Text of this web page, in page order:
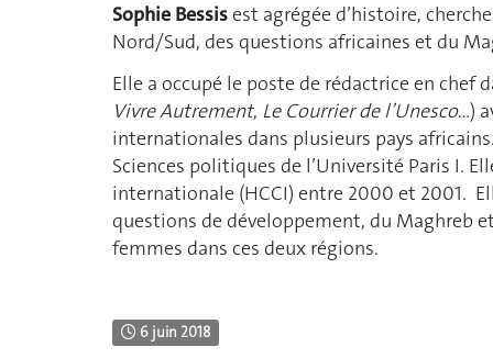
Sophie Bessisest agrégée d’histoire,
Nord/Sud, des questions africaines et du
Elle a occupé le poste de rédactrice en chef
Vivre Autrement, Le Courrier de l’Unesco…)
internationales dans plusieurs pays
Sciences politiques de l’Université Paris I.
internationale (HCCI) entre 2000 et 2001.
questions de développement, du Maghreb
femmes dans ces deux régions.
6 juin 2018